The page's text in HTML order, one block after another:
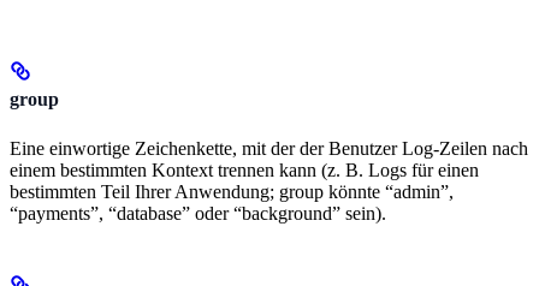
group
Eine einwortige Zeichenkette, mit der der Benutzer Log-Zeilen nach
einem bestimmten Kontext trennen kann (z. B. Logs für einen
bestimmten Teil Ihrer Anwendung; group könnte “admin”,
“payments”, “database” oder “background” sein).